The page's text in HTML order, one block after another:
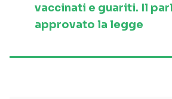
vaccinati e guariti. Il
approvato la legge